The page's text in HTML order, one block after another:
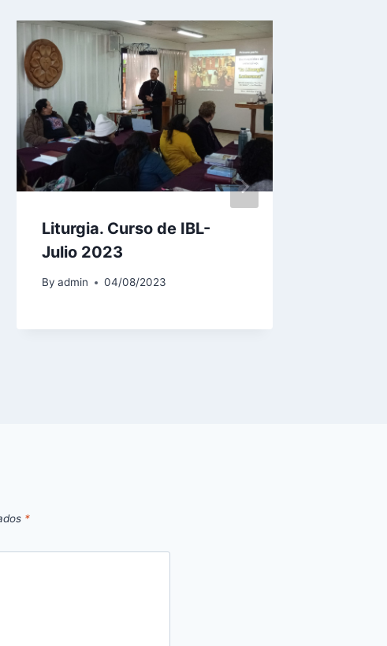
Liturgia. Curso de IBL-
Julio 2023
By admin 04/08/2023
*